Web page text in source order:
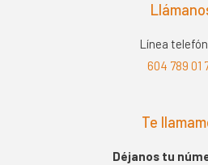
Línea
604 789 01
Te
Déjanos tu